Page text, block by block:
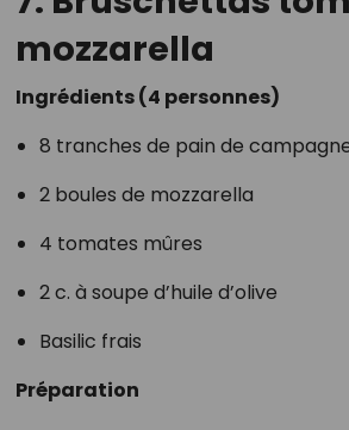
mozzarella
Ingrédients (4 personnes)
8 tranches de pain de
2 boules de mozzarella
4 tomates mûres
2 c. à soupe d’huile d’olive
Basilic frais
Préparation